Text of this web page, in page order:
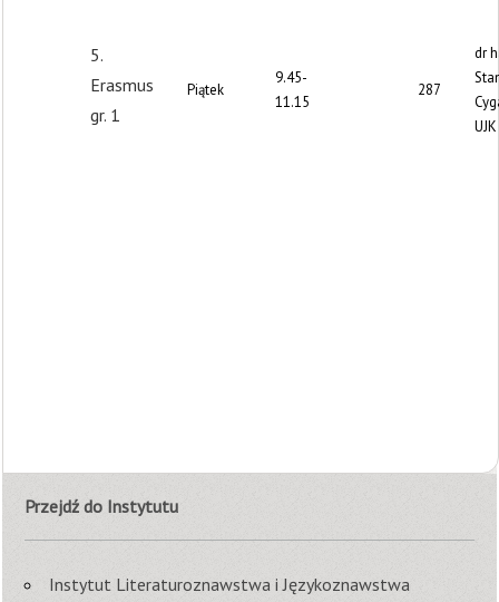
5.
Erasmus
gr. 1
Piątek
9.45-
11.15
287
dr
UJK
Przejdź do Instytutu
Instytut Literaturoznawstwa i Językoznawstwa